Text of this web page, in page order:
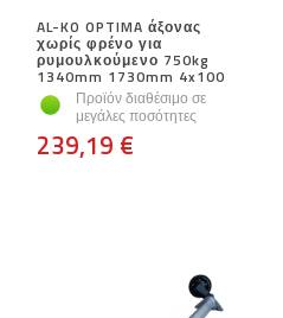
AL-KO OPTIMA άξονας
χωρίς φρένο για
ρυμουλκούμενο 750kg
1340mm 1730mm 4x100
Προϊόν διαθέσιμο σε
μεγάλες ποσότητες
239,19 €